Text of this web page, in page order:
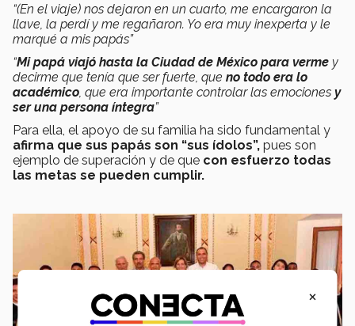
“(En el viaje) nos dejaron en un cuarto, me encargaron la
llave, la perdí y me regañaron. Yo era muy inexperta y le
marqué a mis papás”
“Mi papá viajó hasta la Ciudad de México para verme y
decirme que tenía que ser fuerte, que no todo era lo
académico , que era importante controlar las emociones y
ser una persona íntegra”
Para ella, el apoyo de su familia ha sido fundamental y
afirma que sus papás son “sus ídolos”, pues son
ejemplo de superación y de que con esfuerzo todas
las metas se pueden cumplir.
×